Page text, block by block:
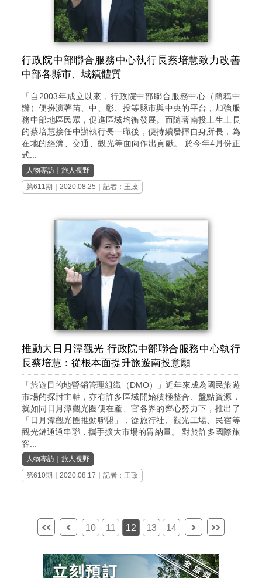
行政院中部聯合服務中心執行長蔡培慧致力改善
中部各縣市、城鎮體質
「自2003年成立以來，行政院中部聯合服務中心（簡稱中
辦）便扮演著苗、中、彰、投等縣市與中央的平台，加強服
務中部地區民眾，促進區域均衡發展。而隨著南投土生土長
的蔡培慧接任中辦執行長一職後，便持續發揮自身所長，為
在地的經濟、交通、觀光等面向作出貢獻。 於今年4月份正
式...
人物專訪 ｜旅人視野
第611期
｜2020.08.25｜記者：王政
推動大日月潭觀光 行政院中部聯合服務中心執行
長蔡培慧：從根本面提升旅遊南投意願
「旅遊目的地營銷管理組織（DMO）」近年來成為國民旅遊
市場的探討主軸，亦有許多區域開始積極整合、盤點資源，
就如同日月潭觀光圈便在產、官各界的齊心努力下，推出了
「日月潭觀光圈推動聯盟」，從旅行社、觀光工場、民宿等
觀光鏈通通串聯，攜手擴大市場的胃納量。 對於許多國際旅
客...
人物專訪 ｜旅人視野
第610期
｜2020.08.17｜記者：王政
10 11 12 13 14